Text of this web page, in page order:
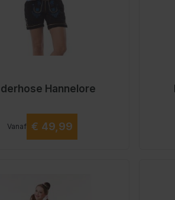
Hannelore
Vanaf Vanaf
€ 49,99